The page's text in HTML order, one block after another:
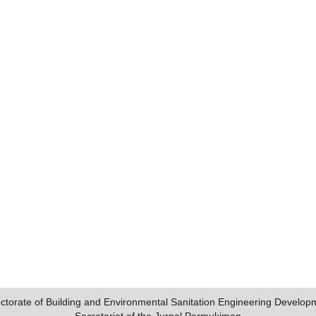
of Building and Environmental Sanitation Engineering